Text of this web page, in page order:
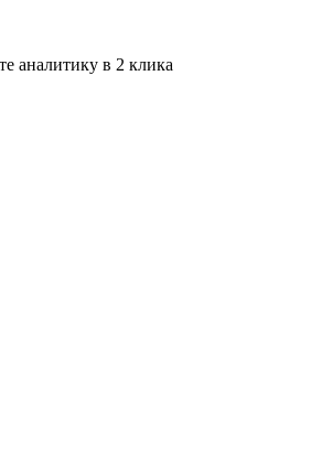
аналитику в 2 клика